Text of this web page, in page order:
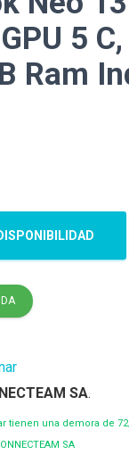
5
Ram
SA.
tienen una demora de
SA